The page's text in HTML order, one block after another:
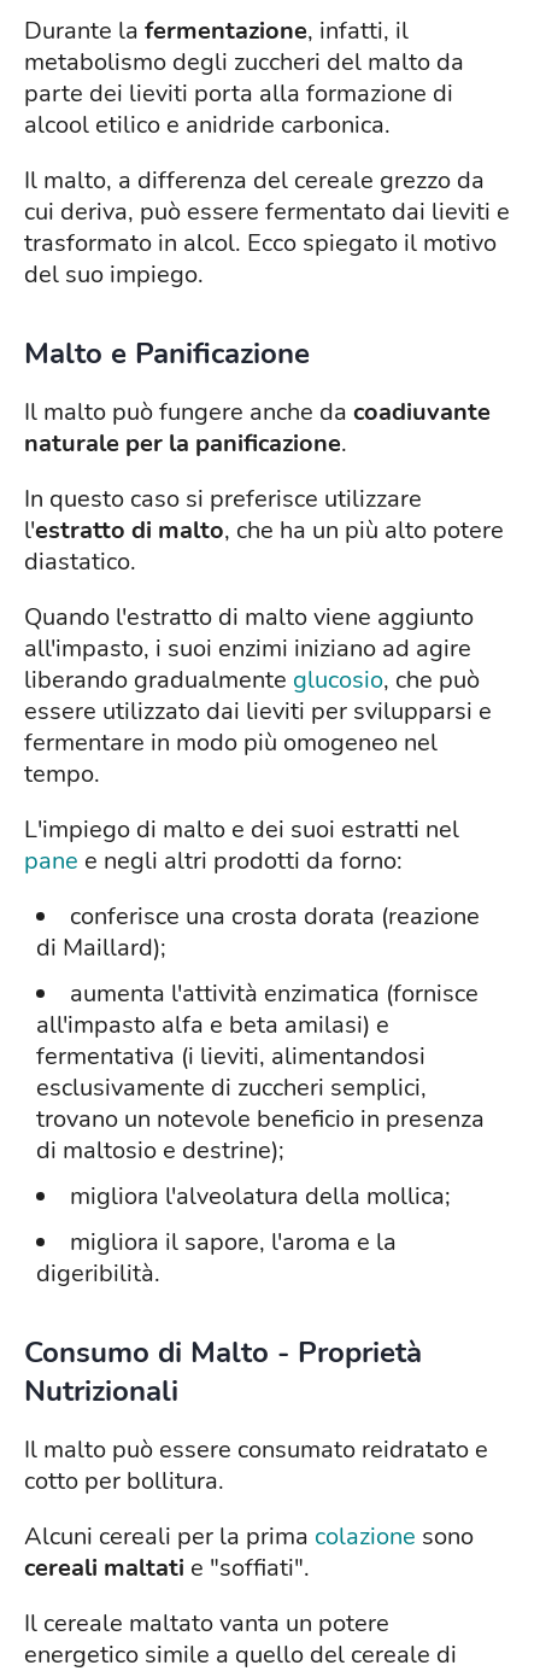
Durante la fermentazione, infatti, il
metabolismo degli zuccheri del malto da
parte dei lieviti porta alla formazione di
alcool etilico e anidride carbonica.
Il malto, a differenza del cereale grezzo da
cui deriva, può essere fermentato dai lieviti e
trasformato in alcol. Ecco spiegato il motivo
del suo impiego.
Malto e Panificazione
Il malto può fungere anche da coadiuvante
naturale per la panificazione.
In questo caso si preferisce utilizzare
l'estratto di malto, che ha un più alto potere
diastatico.
Quando l'estratto di malto viene aggiunto
all'impasto, i suoi enzimi iniziano ad agire
liberando gradualmente glucosio, che può
essere utilizzato dai lieviti per svilupparsi e
fermentare in modo più omogeneo nel
tempo.
L'impiego di malto e dei suoi estratti nel
pane e negli altri prodotti da forno:
conferisce una crosta dorata (reazione
di Maillard);
aumenta l'attività enzimatica (fornisce
all'impasto alfa e beta amilasi) e
fermentativa (i lieviti, alimentandosi
esclusivamente di zuccheri semplici,
trovano un notevole beneficio in presenza
di maltosio e destrine);
migliora l'alveolatura della mollica;
migliora il sapore, l'aroma e la
digeribilità.
Consumo di Malto - Proprietà
Nutrizionali
Il malto può essere consumato reidratato e
cotto per bollitura.
Alcuni cereali per la prima colazione sono
cereali maltati e "soffiati".
Il cereale maltato vanta un potere
energetico simile a quello del cereale di